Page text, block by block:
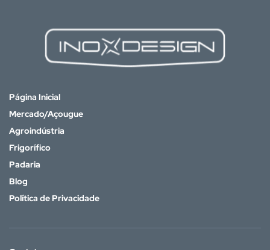
Página Inicial
Mercado/Açougue
Agroindústria
Frigorífico
Padaria
Blog
Política de Privacidade